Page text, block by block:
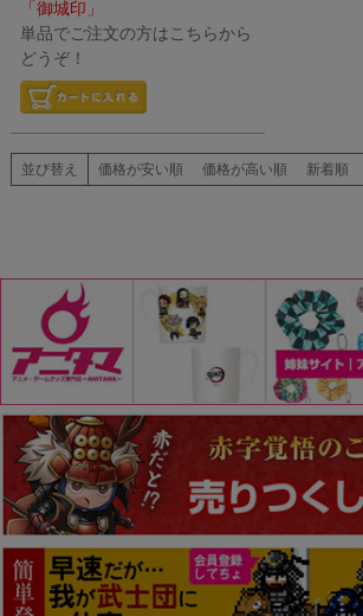
「御城印」
単品でご注文の方はこちらから
どうぞ！
並び替え 価格が安い順 価格が高い順 新着順